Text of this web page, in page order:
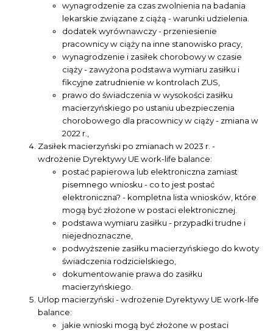
wynagrodzenie za czas zwolnienia na badania
lekarskie związane z ciążą - warunki udzielenia.
dodatek wyrównawczy - przeniesienie
pracownicy w ciąży na inne stanowisko pracy,
wynagrodzenie i zasiłek chorobowy w czasie
ciąży - zawyżona podstawa wymiaru zasiłku i
fikcyjne zatrudnienie w kontrolach ZUS,
prawo do świadczenia w wysokości zasiłku
macierzyńskiego po ustaniu ubezpieczenia
chorobowego dla pracownicy w ciąży - zmiana w
2022 r.,
Zasiłek macierzyński po zmianach w 2023 r. -
wdrożenie Dyrektywy UE work-life balance:
postać papierowa lub elektroniczna zamiast
pisemnego wniosku - co to jest postać
elektroniczna? - kompletna lista wniosków, które
mogą być złożone w postaci elektronicznej.
podstawa wymiaru zasiłku - przypadki trudne i
niejednoznaczne,
podwyższenie zasiłku macierzyńskiego do kwoty
świadczenia rodzicielskiego,
dokumentowanie prawa do zasiłku
macierzyńskiego.
Urlop macierzyński - wdrożenie Dyrektywy UE work-life
balance:
jakie wnioski mogą być złożone w postaci